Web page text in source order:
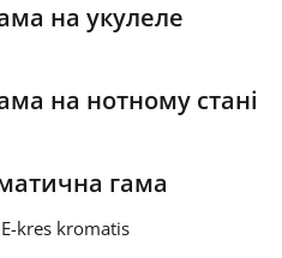
на укулеле
на нотному стані
гама
kres kromatis